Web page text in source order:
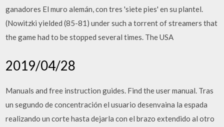
ganadores El muro alemán, con tres 'siete pies' en su plantel.
(Nowitzki yielded (85-81) under such a torrent of streamers that
the game had to be stopped several times. The USA
2019/04/28
Manuals and free instruction guides. Find the user manual. Tras
un segundo de concentración el usuario desenvaina la espada
realizando un corte hasta dejarla con el brazo extendido al otro